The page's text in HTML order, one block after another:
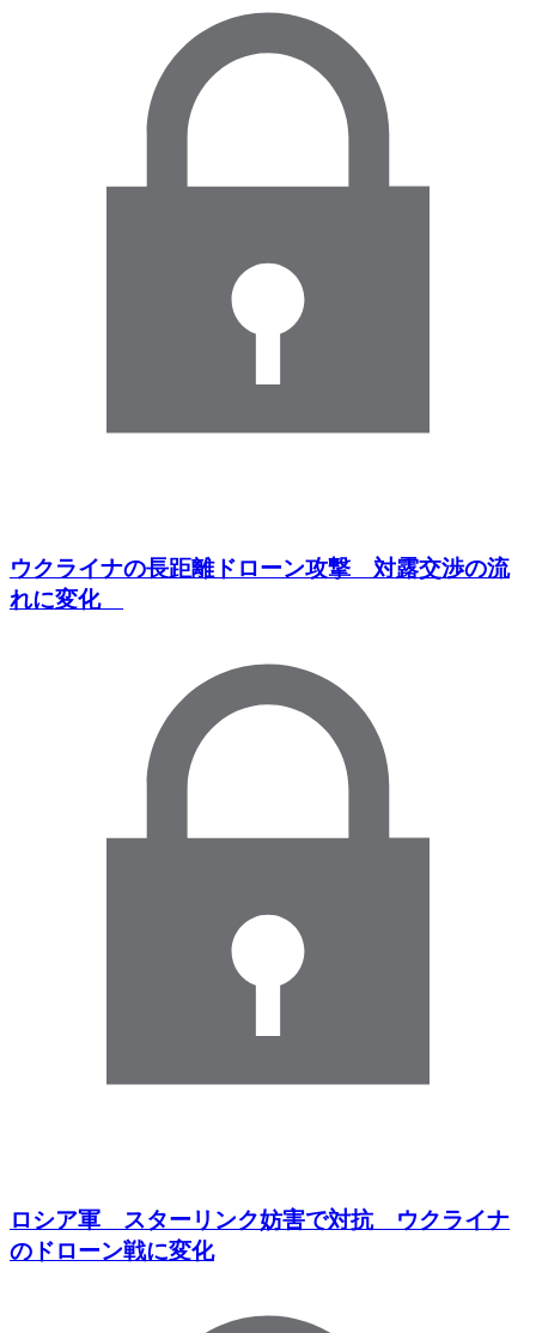
ウクライナの長距離ドローン攻撃 対露交渉の流
れに変化
ロシア軍 スターリンク妨害で対抗 ウクライナ
のドローン戦に変化